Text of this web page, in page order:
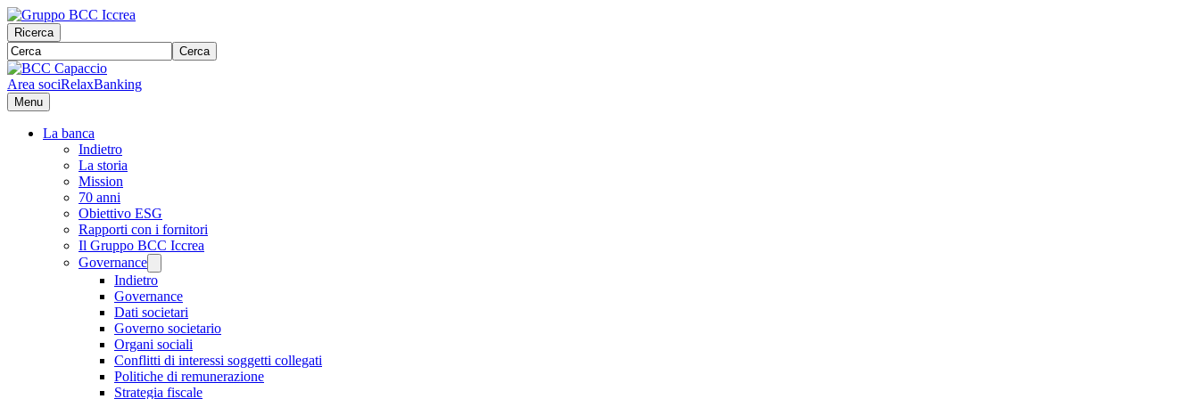
Ricerca
Cerca
Area sociRelaxBanking
Menu
La banca
Indietro
La storia
Mission
70 anni
Obiettivo ESG
Rapporti con i fornitori
Il Gruppo BCC Iccrea
Governance
Indietro
Governance
Dati societari
Governo societario
Organi sociali
Conflitti di interessi soggetti collegati
Politiche di remunerazione
Strategia fiscale